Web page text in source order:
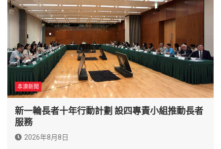
本澳新聞
新一輪長者十年行動計劃 設四專責小組推動長者
服務
2026年8月8日